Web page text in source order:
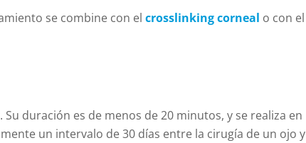
se combine con el crosslinking corneal o con el
duración es de menos de 20 minutos, y se realiza en
un intervalo de 30 días entre la cirugía de un ojo y